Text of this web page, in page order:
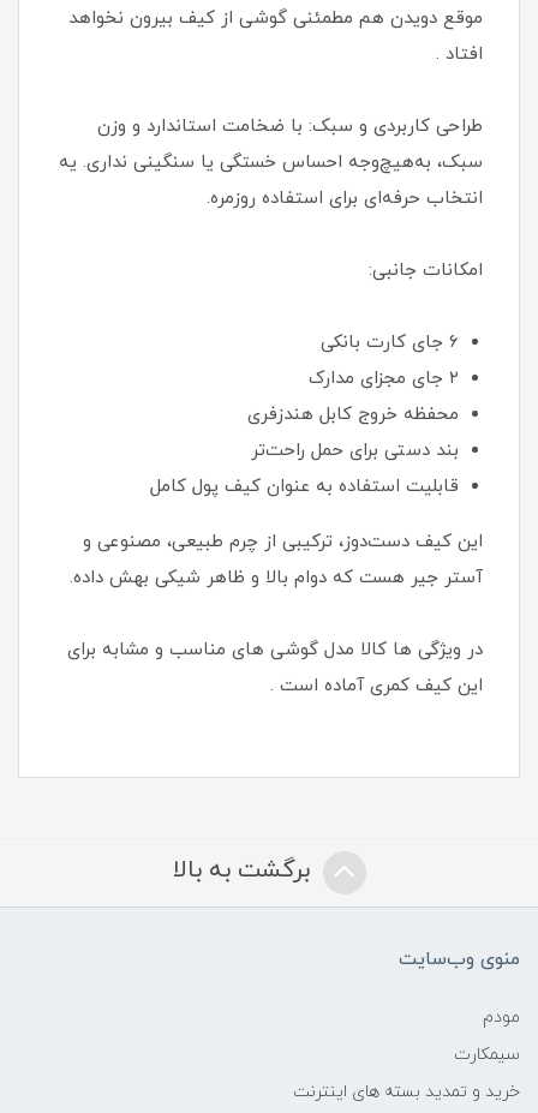
موقع دویدن هم مطمئنی گوشی‌ از کیف بیرون نخواهد
افتاد .
طراحی کاربردی و سبک: با ضخامت استاندارد و وزن
سبک، به‌هیچ‌وجه احساس خستگی یا سنگینی نداری. یه
انتخاب حرفه‌ای برای استفاده روزمره.
امکانات جانبی:
۶ جای کارت بانکی
۲ جای مجزای مدارک
محفظه خروج کابل هندزفری
بند دستی برای حمل راحت‌تر
قابلیت استفاده به عنوان کیف پول کامل
این کیف دست‌دوز، ترکیبی از چرم طبیعی، مصنوعی و
آستر جیر هست که دوام بالا و ظاهر شیکی بهش داده.
در ویژگی ها کالا مدل گوشی های مناسب و مشابه برای
این کیف کمری آماده است .
برگشت به بالا
منوی وب‌سایت
مودم
سیمکارت
خرید و تمدید بسته های اینترنت